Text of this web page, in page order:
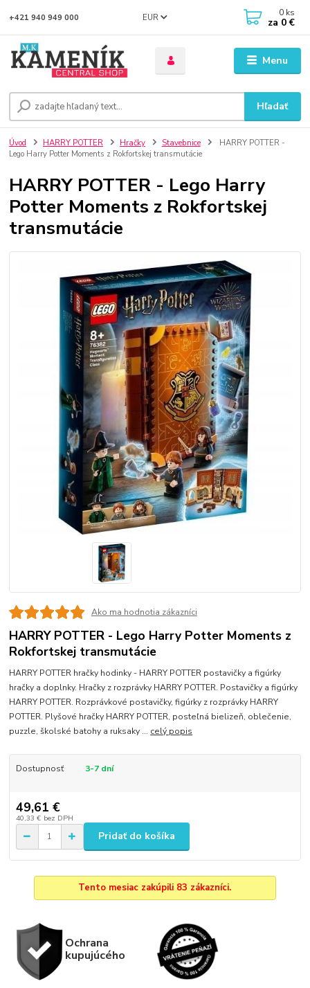
Menu
EUR
Hľadať
+421 940 949 000 0 ks
za 0 €
Úvod HARRY POTTER Hračky Stavebnice
HARRY POTTER -
Lego Harry Potter Moments z Rokfortskej transmutácie
HARRY POTTER - Lego Harry
Potter Moments z Rokfortskej
transmutácie
Ako ma hodnotia zákazníci
HARRY POTTER - Lego Harry Potter Moments z
Rokfortskej transmutácie
HARRY POTTER hračky hodinky - HARRY POTTER postavičky a figúrky
hračky a doplnky. Hračky z rozprávky HARRY POTTER. Postavičky a figúrky
HARRY POTTER. Rozprávkové postavičky, figúrky z rozprávky HARRY
POTTER. Plyšové hračky HARRY POTTER, posteľná bielizeň, oblečenie,
puzzle, školské batohy a ruksaky ... celý popis
Dostupnosť 3-7 dní
49,61 €
40,33 € bez DPH
Pridať do košíka
Tento mesiac zakúpili 83 zákazníci.
Ochrana
kupujúcého